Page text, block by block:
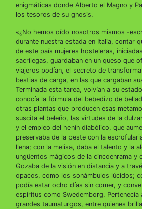
enigmáticas donde Alberto el Magno y
los tesoros de su gnosis.
«¿No hemos oído nosotros mismos -
durante nuestra estada en Italia, contar
de este país mujeres hosteleras,
sacrílegas, guardaban en un queso que
viajeros podían, el secreto de
bestias de carga, en las que cargaban
Terminada esta tarea, volvían a su
conocía la fórmula del bebedizo de
otras plantas que producen esas
suscita el beleño, las virtudes de la
y el empleo del henín diabólico, que
preservaba de la peste con la
llena; con la melisa, daba el talento y la
ungüentos mágicos de la cincoenrama y
Gozaba de la visión en distancia y a
opacos, como los sonámbulos lúcidos;
podía estar ocho días sin comer, y
espíritus como Swedemborg. Pertenecía
grandes taumaturgos, entre quienes